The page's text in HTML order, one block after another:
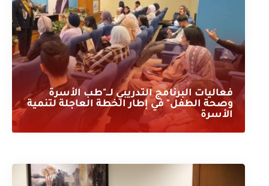
فعاليات البرنامج التدريبي لـــ"طب الأسرة
وصحة الطفل" في إطار الخطة العاجلة لتنمية
الأسرة